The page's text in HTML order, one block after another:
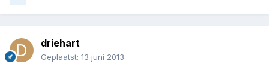
driehart
Geplaatst: 13 juni 2013